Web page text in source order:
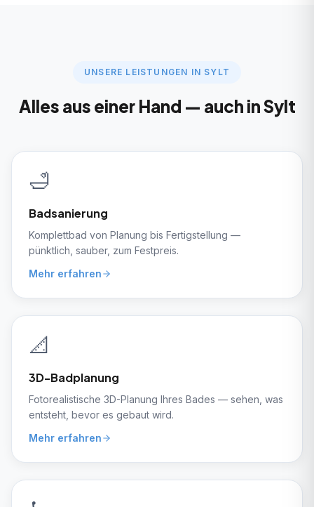
UNSERE LEISTUNGEN IN SYLT
Alles aus einer Hand — auch inSylt
🛁
Badsanierung
Komplettbad von Planung bis Fertigstellung —
pünktlich, sauber, zum Festpreis.
Mehr erfahren
📐
3D-Badplanung
Fotorealistische 3D-Planung Ihres Bades — sehen, was
entsteht, bevor es gebaut wird.
Mehr erfahren